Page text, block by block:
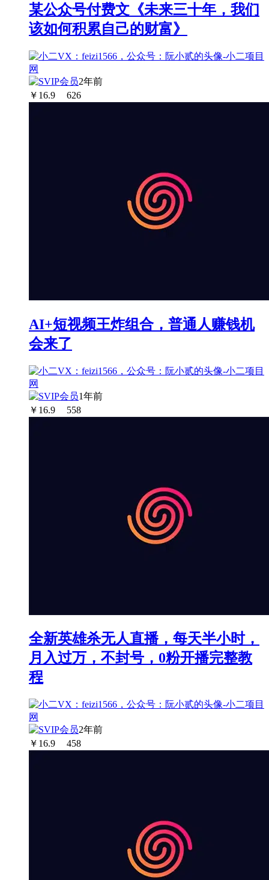
某公众号付费文《未来三十年，我们
该如何积累自己的财富》
2年前
￥ 16.9 626
AI+短视频王炸组合，普通人赚钱机
会来了
1年前
￥ 16.9 558
全新英雄杀无人直播，每天半小时，
月入过万，不封号，0粉开播完整教
程
2年前
￥ 16.9 458